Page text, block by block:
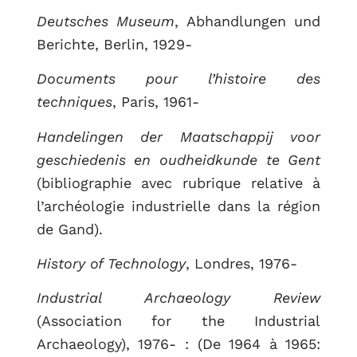
Deutsches Museum, Abhandlungen und
Berichte, Berlin, 1929-
Documents pour l’histoire des
techniques, Paris, 1961-
Handelingen der Maatschappij voor
geschiedenis en oudheidkunde te Gent
(bibliographie avec rubrique relative à
l’archéologie industrielle dans la région
de Gand).
History of Technology, Londres, 1976-
Industrial Archaeology Review
(Association for the Industrial
Archaeology), 1976- : (De 1964 à 1965: